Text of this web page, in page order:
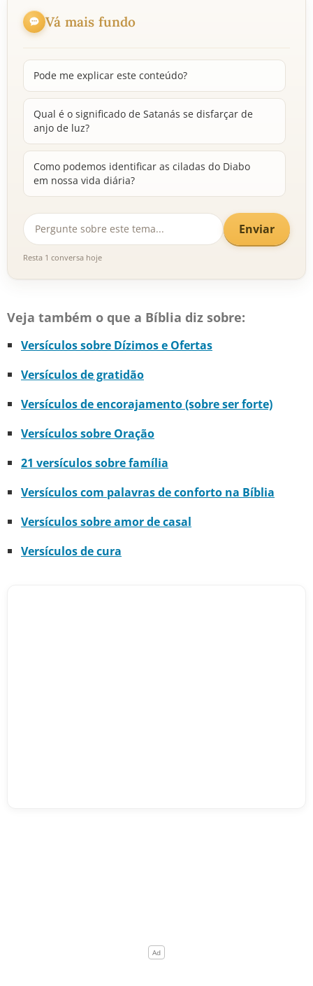
Vá mais fundo
Pode me explicar este conteúdo?
Qual é o significado de Satanás se disfarçar de
anjo de luz?
Como podemos identificar as ciladas do Diabo
em nossa vida diária?
Enviar
Resta 1 conversa hoje
Veja também o que a Bíblia diz sobre:
Versículos sobre Dízimos e Ofertas
Versículos de gratidão
Versículos de encorajamento (sobre ser forte)
Versículos sobre Oração
21 versículos sobre família
Versículos com palavras de conforto na Bíblia
Versículos sobre amor de casal
Versículos de cura